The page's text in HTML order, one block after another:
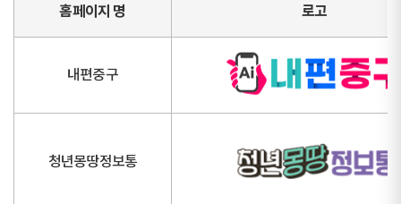
홈페이지 명 로고
내편중구
청년몽땅정보통